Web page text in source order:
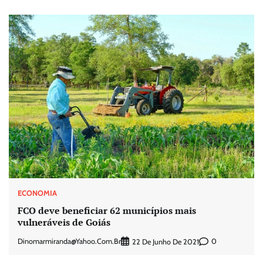
ECONOMIA
FCO deve beneficiar 62 municípios mais
vulneráveis de Goiás
Dinomarmiranda@yahoo.com.br 22 De Junho De 2021 0